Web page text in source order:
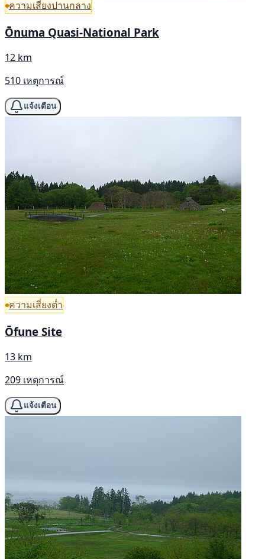
ความเสี่ยงปานกลาง
Ōnuma Quasi-National Park
12 km
510 เหตุการณ์
แจ้งเตือน
ความเสี่ยงต่ำ
Ōfune Site
13 km
209 เหตุการณ์
แจ้งเตือน